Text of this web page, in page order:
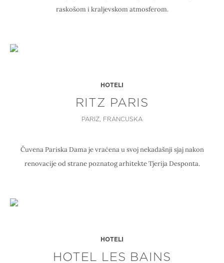
raskošom i kraljevskom atmosferom.
HOTELI
RITZ PARIS
PARIZ, FRANCUSKA
Čuvena Pariska Dama je vraćena u svoj nekadašnji sjaj nakon
renovacije od strane poznatog arhitekte Tjerija Desponta.
HOTELI
HOTEL LES BAINS